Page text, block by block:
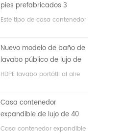
pies prefabricados 3
dormitorios pequeña casa
Este tipo de casa contenedor
dormitorios, un baño y con
sistema eléctrico.
Nuevo modelo de baño de
lavabo público de lujo de
plástico HDPE de doble
HDPE lavabo portátil al aire
Casa contenedor
expandible de lujo de 40
pies con tres dormitorios
Casa contenedor expandible